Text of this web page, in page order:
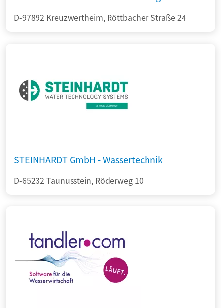
D-97892 Kreuzwertheim, Röttbacher Straße 24
STEINHARDT GmbH - Wassertechnik
D-65232 Taunusstein, Röderweg 10